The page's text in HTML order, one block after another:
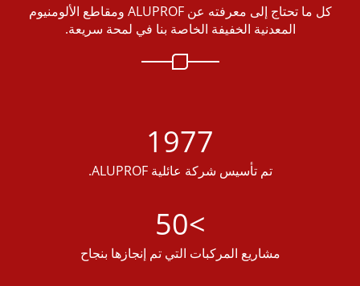
كل ما تحتاج إلى معرفته عن ALUPROF ومقاطع الألومنيوم
المعدنية الخفيفة الخاصة بنا في لمحة سريعة.
1977
تم تأسيس شركة عائلية ALUPROF.
مشاريع المركبات التي تم إنجازها بنجاح